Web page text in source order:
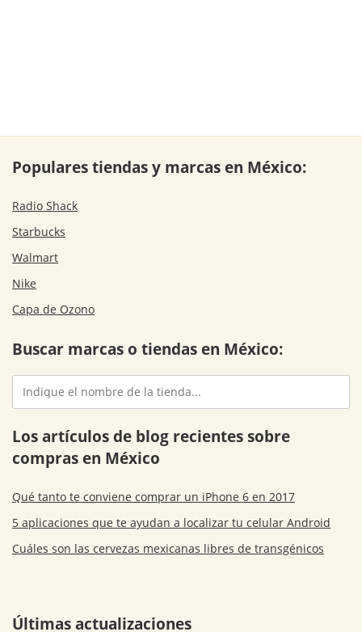
Populares tiendas y marcas en México:
Radio Shack
Starbucks
Walmart
Nike
Capa de Ozono
Buscar marcas o tiendas en México:
Los artículos de blog recientes sobre
compras en México
Qué tanto te conviene comprar un iPhone 6 en 2017
5 aplicaciones que te ayudan a localizar tu celular Android
Cuáles son las cervezas mexicanas libres de transgénicos
Últimas actualizaciones